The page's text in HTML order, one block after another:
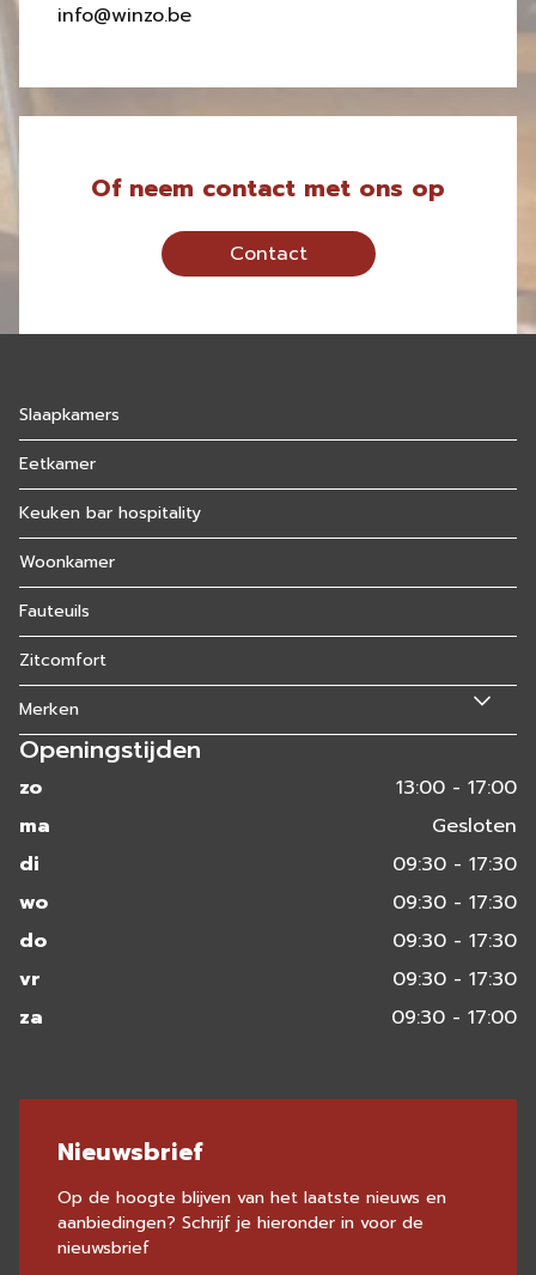
info@winzo.be
Of neem contact met ons op
Contact
Slaapkamers
Eetkamer
Keuken bar hospitality
Woonkamer
Fauteuils
Zitcomfort
Merken
Openingstijden
zo
13:00 - 17:00
ma
Gesloten
di
09:30 - 17:30
wo
09:30 - 17:30
do
09:30 - 17:30
vr
09:30 - 17:30
za
09:30 - 17:00
Nieuwsbrief
Op de hoogte blijven van het laatste nieuws en
aanbiedingen? Schrijf je hieronder in voor de
nieuwsbrief